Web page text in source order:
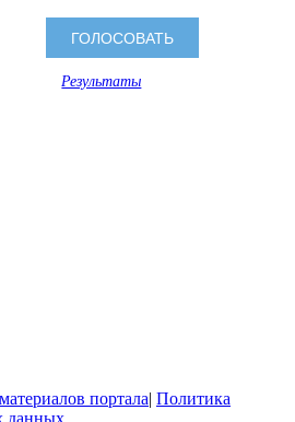
Результаты
портала| Политика